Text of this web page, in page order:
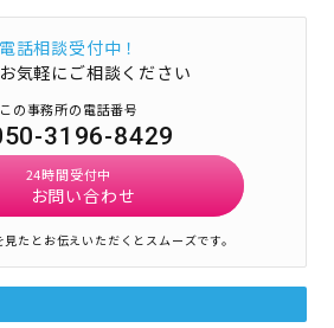
電話相談受付中！
気軽にご相談ください
この事務所の電話番号
3196-8429
24時間受付中
お問い合わせ
たとお伝えいただくとスムーズです。